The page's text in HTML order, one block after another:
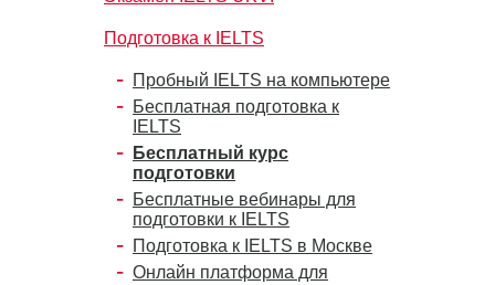
Подготовка к IELTS
Пробный IELTS на компьютере
Бесплатная подготовка к
IELTS
Бесплатный курс
подготовки
Бесплатные вебинары для
подготовки к IELTS
Подготовка к IELTS в Москве
Онлайн платформа для